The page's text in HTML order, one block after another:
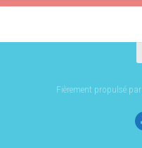
Fièrement propulsé par